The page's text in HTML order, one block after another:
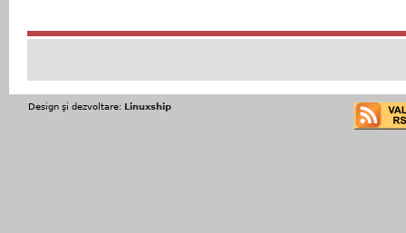
Design şi dezvoltare: Linuxship